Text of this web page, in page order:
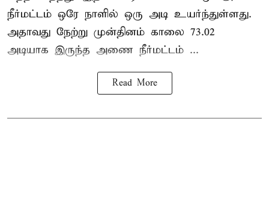
நீர்மட்டம் ஒரே நாளில் ஒரு அடி உயர்ந்துள்ளது.
அதாவது நேற்று முன்தினம் காலை 73.02
அடியாக இருந்த அணை நீர்மட்டம் ...
Read More